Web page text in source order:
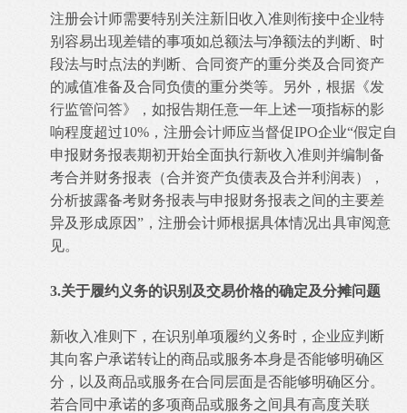
注册会计师需要特别关注新旧收入准则衔接中企业特
别容易出现差错的事项如总额法与净额法的判断、时
段法与时点法的判断、合同资产的重分类及合同资产
的减值准备及合同负债的重分类等。另外，根据《发
行监管问答》，如报告期任意一年上述一项指标的影
响程度超过10%，注册会计师应当督促IPO企业“假定自
申报财务报表期初开始全面执行新收入准则并编制备
考合并财务报表（合并资产负债表及合并利润表），
分析披露备考财务报表与申报财务报表之间的主要差
异及形成原因”，注册会计师根据具体情况出具审阅意
见。
3.关于履约义务的识别及交易价格的确定及分摊问题
新收入准则下，在识别单项履约义务时，企业应判断
其向客户承诺转让的商品或服务本身是否能够明确区
分，以及商品或服务在合同层面是否能够明确区分。
若合同中承诺的多项商品或服务之间具有高度关联